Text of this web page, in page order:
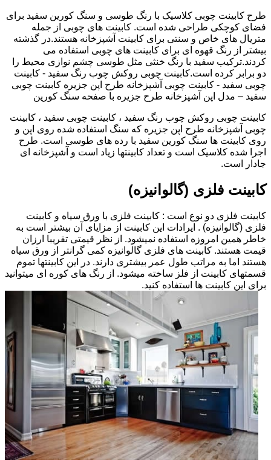
طرح کابینت چوبی کلاسیک با رنگ طوسی و سنگ کورین سفید برای
فضای کوچکی طراحی شده است. کابینت های چوبی از جمله
متریال های خاص و سنتی برای کابینت آشپزخانه هستند.در گذشته
بیشتر از رنگ قهوه ای برای کابینت های چوبی استفاده می
کردند.ترکیب سفید با رنگ خنثی مثل طوسی چشم نوازی محیط را
دو برابر کرده است.کابینت چوبی روکش چوب رنگ سفید - کابینت
چوبی سفید - کابینت چوبی آشپزخانه طرح اپن جزیره کابینت چوبی
سفید – مدل اپن آشپزخانه طرح جزیره با صفحه سنگ کورین
کابینت چوبی روکش چوب رنگ سفید ، کابینت چوبی سفید ، کابینت
چوبی آشپزخانه طرح اپن جزیره که سنگ استفاده شده روی اپن و
روی کابینت ها سنگ کورین سفید با رده های طوسی است. طرح
اجرا شده کلاسیک است و تعداد کابینتها زیاد است و آشپزخانه ای
جادار است.
کابینت فلزی (گالوانیزه)
کابینت فلزی دو نوع است : کابینت فلزی با ورق سیاه و کابینت
فلزی (گالوانیزه) . ایرادات این کابینت از مزایای آن بیشتر است به
خاطر همین امروزه استفاده نمیشود. از نظر قیمتی تقریبا ارزان
قیمت هستند. کابینت های فلزی گالوانیزه کمی گرانتر از ورق سیاه
هستند اما به مراتب طول عمر بیشتری دارند. در این کابینتها تموم
قسمتهای کابینت از فلز ساخته میشود. از رنگ های کوره ای میتوانید
برای این کابینت ها استفاده کنید.